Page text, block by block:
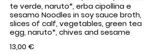
te verde, naruto*, erba cipollina e
sesamo Noodles in soy sauce broth,
slices of calf, vegetables, green tea
egg, naruto*, chives and sesame
13,00 €